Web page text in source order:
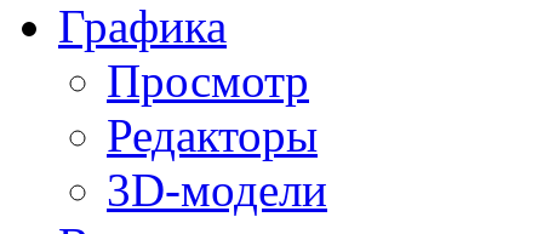
Графика
Просмотр
Редакторы
3D-модели